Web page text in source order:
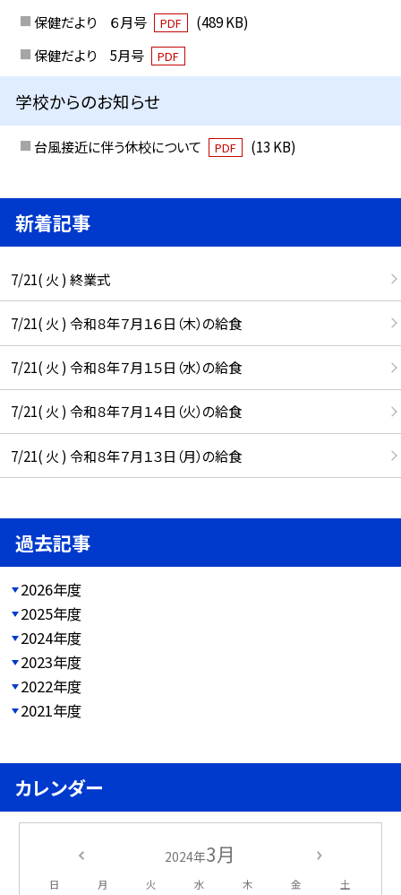
保健だより ６月号
PDF
(489 KB)
保健だより 5月号
PDF
学校からのお知らせ
台風接近に伴う休校について PDF (13 KB)
新着記事
7/21( 火 ) 終業式
7/21( 火 ) 令和８年７月１６日（木）の給食
7/21( 火 ) 令和８年７月１５日（水）の給食
7/21( 火 ) 令和８年７月１４日（火）の給食
7/21( 火 ) 令和８年７月１３日（月）の給食
過去記事
2026年度
2025年度
2024年度
2023年度
2022年度
2021年度
カレンダー
2024年3月
日 月 火 水 木 金 土